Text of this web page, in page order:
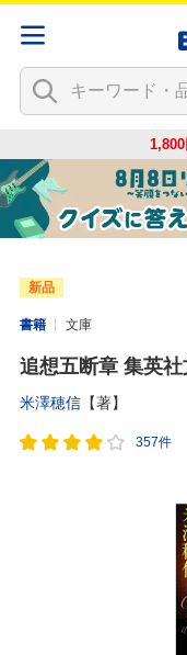
新品
書籍 文庫
追想五断章 集英社
米澤穂信 【著】
357件